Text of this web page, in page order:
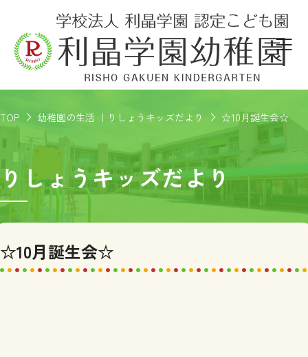
TOP 幼稚園の生活 ｜りしょうキッズだより ☆10月誕生会☆
りしょうキッズだより
☆10月誕生会☆